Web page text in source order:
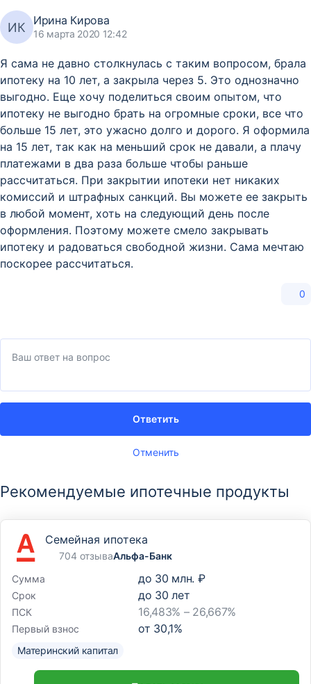
ИК Ирина Кирова
16 марта 2020 12:42
Я сама не давно столкнулась с таким вопросом, брала
ипотеку на 10 лет, а закрыла через 5. Это однозначно
выгодно. Еще хочу поделиться своим опытом, что
ипотеку не выгодно брать на огромные сроки, все что
больше 15 лет, это ужасно долго и дорого. Я оформила
на 15 лет, так как на меньший срок не давали, а плачу
платежами в два раза больше чтобы раньше
рассчитаться. При закрытии ипотеки нет никаких
комиссий и штрафных санкций. Вы можете ее закрыть
в любой момент, хоть на следующий день после
оформления. Поэтому можете смело закрывать
ипотеку и радоваться свободной жизни. Сама мечтаю
поскорее рассчитаться.
0
Отменить
Ответить
Рекомендуемые ипотечные продукты
Семейная ипотека
704 отзываАльфа-Банк
Сумма
до 30 млн. ₽
Срок до 30 лет
ПСК 16,483% – 26,667%
Первый взнос от 30,1%
Материнский капитал